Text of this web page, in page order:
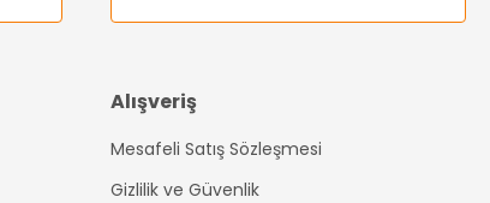
Alışveriş
Mesafeli Satış Sözleşmesi
Gizlilik ve Güvenlik